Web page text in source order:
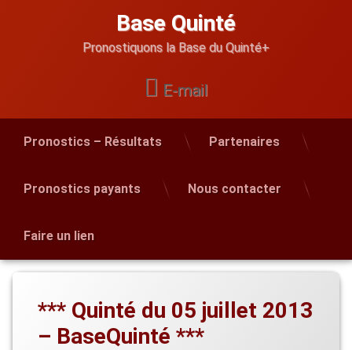
Base Quinté
Pronostiquons la Base du Quinté+
E-mail
Pronostics – Résultats Partenaires
Pronostics payants Nous contacter
Faire un lien
*** Quinté du 05 juillet 2013
– BaseQuinté ***